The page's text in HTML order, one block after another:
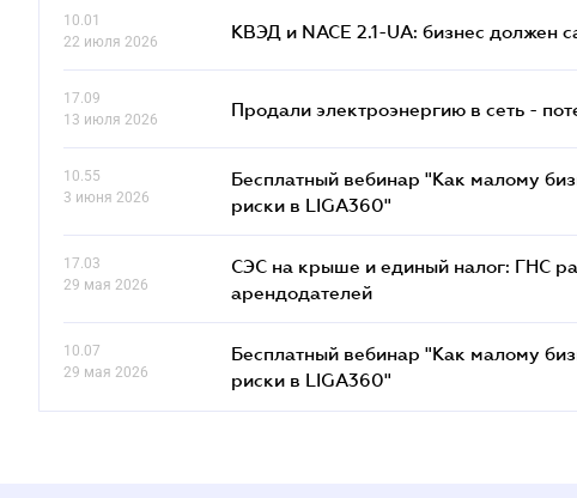
10.01
22 июля 2026
КВЭД и NACE 2.1-UA: бизнес должен
17.09
13 июля 2026
Продали электроэнергию в сеть -
10.55
3 июня 2026
Бесплатный вебинар "Как малому
риски в LIGA360"
17.03
29 мая 2026
СЭС на крыше и единый налог: ГНС
арендодателей
10.07
29 мая 2026
Бесплатный вебинар "Как малому
риски в LIGA360"